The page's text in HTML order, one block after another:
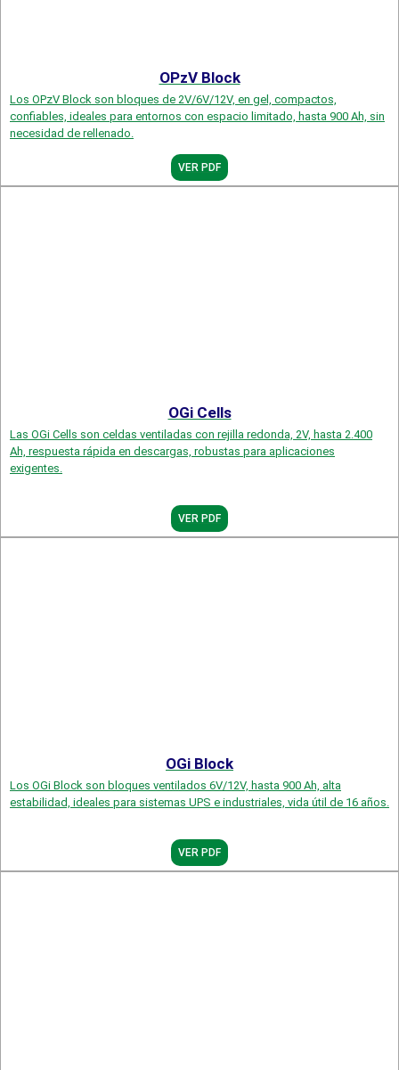
OPzV Block
Los OPzV Block son bloques de 2V/6V/12V, en gel, compactos,
confiables, ideales para entornos con espacio limitado, hasta 900 Ah, sin
necesidad de rellenado.
VER PDF
OGi Cells
Las OGi Cells son celdas ventiladas con rejilla redonda, 2V, hasta 2.400
Ah, respuesta rápida en descargas, robustas para aplicaciones
exigentes.
VER PDF
OGi Block
Los OGi Block son bloques ventilados 6V/12V, hasta 900 Ah, alta
estabilidad, ideales para sistemas UPS e industriales, vida útil de 16 años.
VER PDF